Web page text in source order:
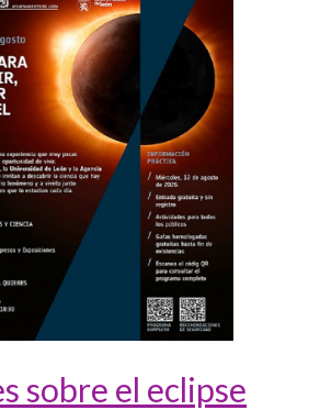
sobre el eclipse